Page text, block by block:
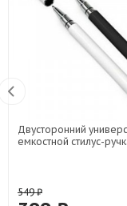
Двусторонний
емкостной стилус-
549₽